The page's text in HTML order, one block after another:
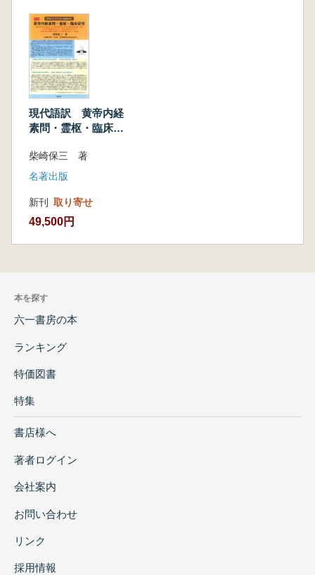
現代語訳 黄帝内経
素問・霊枢・臨床研
柴崎保三 著
名著出版
新刊 取り寄せ
49,500円
本を探す
六一書房の本
ランキング
特価図書
特集
書店様へ
著者ログイン
会社案内
お問い合わせ
リンク
採用情報